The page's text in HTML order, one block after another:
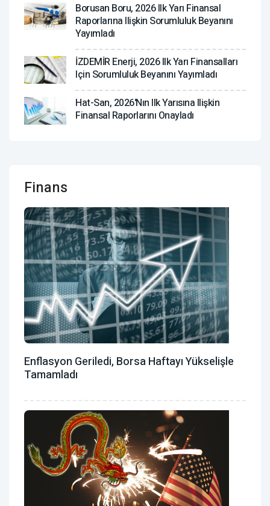
Borusan Boru, 2026 Ilk Yarı Finansal
Raporlarına Ilişkin Sorumluluk Beyanını
Yayımladı
İZDEMİR Enerji, 2026 Ilk Yarı Finansalları
Için Sorumluluk Beyanını Yayımladı
Hat-San, 2026'nın Ilk Yarısına Ilişkin
Finansal Raporlarını Onayladı
Finans
Enflasyon Geriledi, Borsa Haftayı Yükselişle
Tamamladı